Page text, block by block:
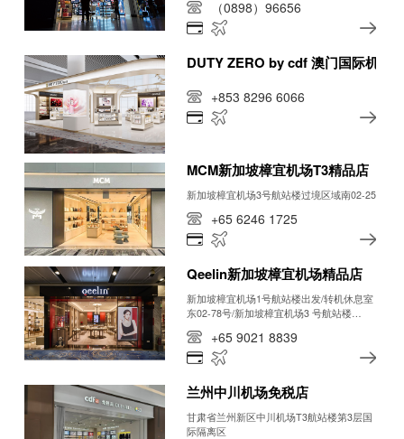
（0898）96656
DUTY ZERO by cdf 澳门国际机场
+853 8296 6066
MCM新加坡樟宜机场T3精品店
新加坡樟宜机场3号航站楼过境区域南02-25
+65 6246 1725
Qeelin新加坡樟宜机场精品店
新加坡樟宜机场1号航站楼出发/转机休息室
东02-78号/新加坡樟宜机场3 号航站楼
+65 9021 8839
兰州中川机场免税店
甘肃省兰州新区中川机场T3航站楼第3层国
际隔离区